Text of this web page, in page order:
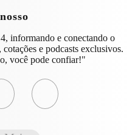
informando e conectando o
e podcasts exclusivos.
você pode confiar!"